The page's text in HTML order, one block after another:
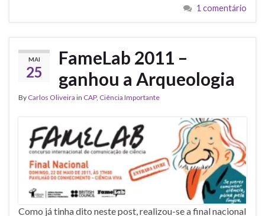
1 comentário
MAI
25
FameLab 2011 –
ganhou a Arqueologia
By Carlos Oliveira in CAP, Ciência Importante
Como já tinha dito neste post, realizou-se a final nacional